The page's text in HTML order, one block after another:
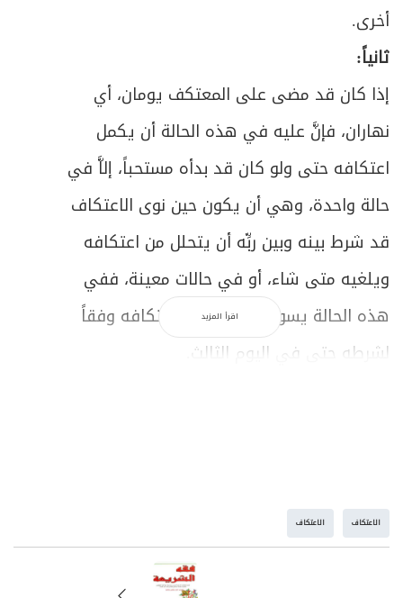
أخرى.
ثانياً:
إذا كان قد مضى على المعتكف يومان، أي
نهاران، فإنَّ عليه في هذه الحالة أن يكمل
اعتكافه حتى ولو كان قد بدأه مستحباً، إلاَّ في
حالة واحدة، وهي أن يكون حين نوى الاعتكاف
قد شرط بينه وبين ربِّه أن يتحلل من اعتكافه
ويلغيه متى شاء، أو في حالات معينة، ففي
هذه الحالة يسوغ له أن يهدم اعتكافه وفقاً
لشرطه حتى في اليوم الثالث.
أ
ـ أن يكون اعتكافه مستحباً عند البدء وقد فسد
اقرأ المزيد
الاعتكاف الاعتكاف